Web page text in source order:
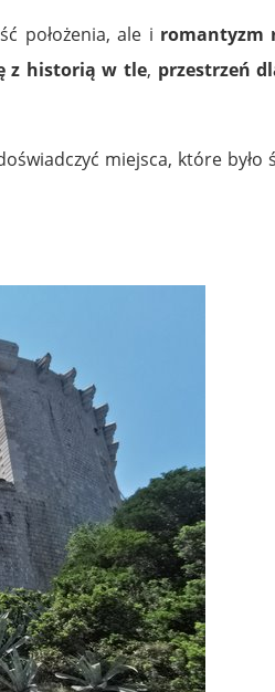
położenia, ale i romantyzm
z historią w tle, przestrzeń
miejsca, które było